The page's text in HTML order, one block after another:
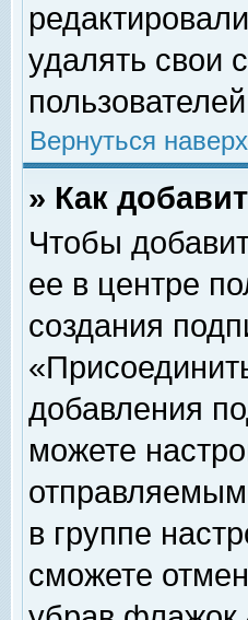
удалять свои
Вернуться наверх
» Как
Чтобы
ее в центре
создания
добавления
можете
в группе
сможете